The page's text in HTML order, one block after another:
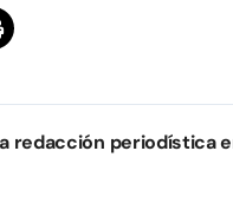
redacción periodística